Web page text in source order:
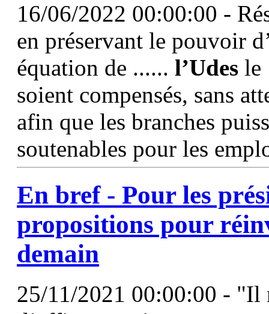
16/06/2022 00:00:00 -
en préservant le pouvoir
équation de ...... l’Udes le
soient compensés, sans
afin que les branches
soutenables pour les
En bref - Pour les
propositions pour
demain
25/11/2021 00:00:00 - "Il